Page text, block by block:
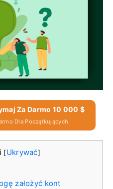
Za Darmo 10 000 $
Dla Początkujących
[Ukrywać]
założyć kont